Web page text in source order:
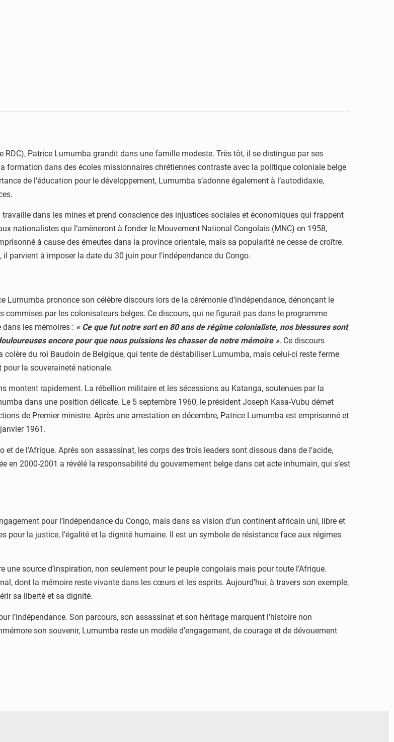
Patrice Lumumba grandit dans une famille modeste. Très tôt, il se distingue par ses
formation dans des écoles missionnaires chrétiennes contraste avec la politique coloniale belge
de l’éducation pour le développement, Lumumba s’adonne également à l’autodidaxie,
dans les mines et prend conscience des injustices sociales et économiques qui frappent
nationalistes qui l’amèneront à fonder le Mouvement National Congolais (MNC) en 1958,
à cause des émeutes dans la province orientale, mais sa popularité ne cesse de croître.
parvient à imposer la date du 30 juin pour l’indépendance du Congo.
Lumumba prononce son célèbre discours lors de la cérémonie d’indépendance, dénonçant le
commises par les colonisateurs belges. Ce discours, qui ne figurait pas dans le programme
dans les mémoires : « Ce que fut notre sort en 80 ans de régime colonialiste, nos blessures sont
encore pour que nous puissions les chasser de notre mémoire ». Ce discours
colère du roi Baudoin de Belgique, qui tente de déstabiliser Lumumba, mais celui-ci reste ferme
pour la souveraineté nationale.
montent rapidement. La rébellion militaire et les sécessions au Katanga, soutenues par la
dans une position délicate. Le 5 septembre 1960, le président Joseph Kasa-Vubu démet
de Premier ministre. Après une arrestation en décembre, Patrice Lumumba est emprisonné et
1961.
de l’Afrique. Après son assassinat, les corps des trois leaders sont dissous dans de l’acide,
en 2000-2001 a révélé la responsabilité du gouvernement belge dans cet acte inhumain, qui s’est
pour l’indépendance du Congo, mais dans sa vision d’un continent africain uni, libre et
pour la justice, l’égalité et la dignité humaine. Il est un symbole de résistance face aux régimes
une source d’inspiration, non seulement pour le peuple congolais mais pour toute l’Afrique.
dont la mémoire reste vivante dans les cœurs et les esprits. Aujourd’hui, à travers son exemple,
sa liberté et sa dignité.
l’indépendance. Son parcours, son assassinat et son héritage marquent l’histoire non
son souvenir, Lumumba reste un modèle d’engagement, de courage et de dévouement